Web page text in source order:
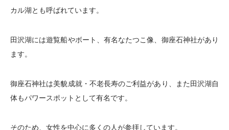
カル湖とも呼ばれています。
田沢湖には遊覧船やボート、有名なたつこ像、御座石神社があり
ます。
御座石神社は美貌成就・不老長寿のご利益があり、また田沢湖自
体もパワースポットとして有名です。
そのため、女性を中心に多くの人が参拝しています。